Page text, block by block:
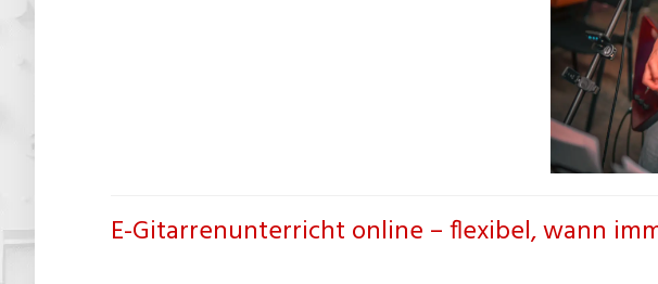
E-Gitarrenunterricht online – flexibel, wann